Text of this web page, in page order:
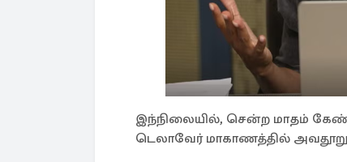
இந்நிலையில், சென்ற மாதம்
டெலாவேர் மாகாணத்தில்